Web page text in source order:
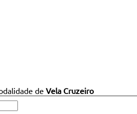
de Vela Cruzeiro